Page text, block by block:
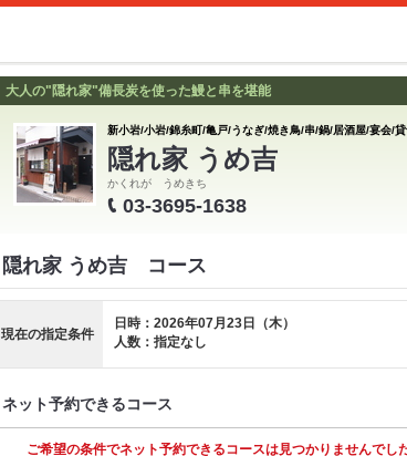
大人の"隠れ家"備長炭を使った鰻と串を堪能
新小岩/小岩/錦糸町/亀戸/うなぎ/焼き鳥/串/鍋/居酒屋/宴会/
隠れ家 うめ吉
かくれが うめきち
03-3695-1638
隠れ家 うめ吉 コース
現在の指定条件
日時：2026年07月23日（木）
人数：指定なし
ネット予約できるコース
ご希望の条件でネット予約できるコースは見つかりませんでし